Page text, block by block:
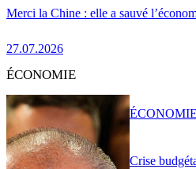
Merci la Chine : elle a sauvé
27.07.2026
ÉCONOMIE
Crise
ÉCONOMIE